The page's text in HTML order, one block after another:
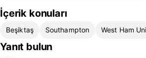
İçerik konuları
Beşiktaş Southampton West Ham
Yanıt bulun